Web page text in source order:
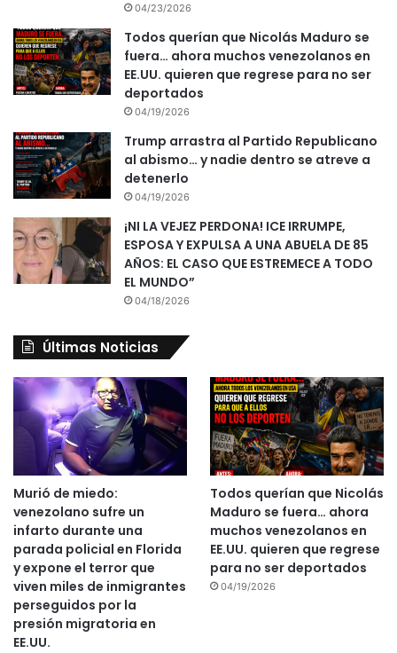
04/23/2026
Todos querían que Nicolás Maduro se
fuera… ahora muchos venezolanos en
EE.UU. quieren que regrese para no ser
deportados
04/19/2026
Trump arrastra al Partido Republicano
al abismo… y nadie dentro se atreve a
detenerlo
04/19/2026
¡NI LA VEJEZ PERDONA! ICE IRRUMPE,
ESPOSA Y EXPULSA A UNA ABUELA DE 85
AÑOS: EL CASO QUE ESTREMECE A TODO
EL MUNDO”
04/18/2026
Últimas Noticias
Murió de miedo:
venezolano sufre un
infarto durante una
parada policial en Florida
y expone el terror que
viven miles de inmigrantes
perseguidos por la
presión migratoria en
EE.UU.
Todos querían que Nicolás
Maduro se fuera… ahora
muchos venezolanos en
EE.UU. quieren que regrese
para no ser deportados
04/19/2026